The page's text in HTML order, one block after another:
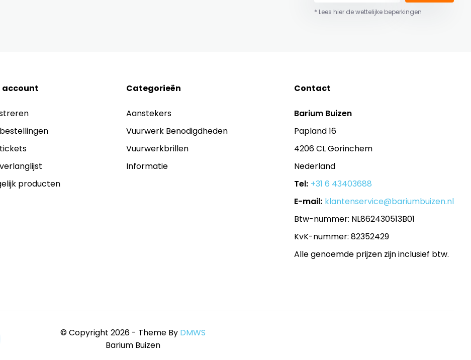
* Lees hier de wettelijke beperkingen
account
producten
Categorieën
Aanstekers
Vuurwerk Benodigdheden
Vuurwerkbrillen
Informatie
Contact
Barium Buizen
Papland 16
4206 CL Gorinchem
Nederland
Tel: +31 6 43403688
E-mail: klantenservice@bariumbuizen.nl
Btw-nummer: NL862430513B01
KvK-nummer: 82352429
Alle genoemde prijzen zijn inclusief btw.
© Copyright 2026 - Theme By DMWS
Barium Buizen